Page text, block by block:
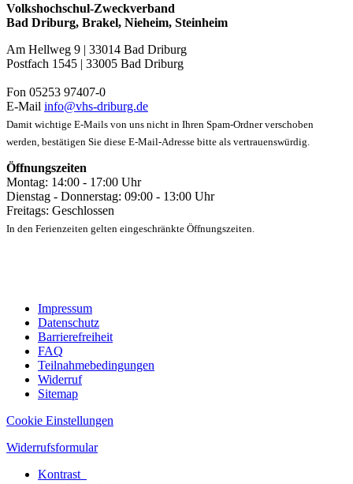
Volkshochschul-Zweckverband
Bad Driburg, Brakel, Nieheim, Steinheim
Am Hellweg 9 | 33014 Bad Driburg
Postfach 1545 | 33005 Bad Driburg
Fon 05253 97407-0
E-Mail info@vhs-driburg.de
Damit wichtige E-Mails von uns nicht in Ihren Spam-Ordner verschoben
werden, bestätigen Sie diese E-Mail-Adresse bitte als vertrauenswürdig.
Öffnungszeiten
Montag: 14:00 - 17:00 Uhr
Dienstag - Donnerstag: 09:00 - 13:00 Uhr
Freitags: Geschlossen
In den Ferienzeiten gelten eingeschränkte Öffnungszeiten.
Impressum
Datenschutz
Barrierefreiheit
FAQ
Teilnahmebedingungen
Widerruf
Sitemap
Cookie Einstellungen
Widerrufsformular
Kontrast